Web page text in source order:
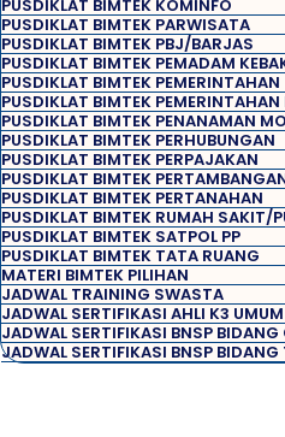
PUSDIKLAT BIMTEK KOMINFO
PUSDIKLAT BIMTEK PARWISATA
PUSDIKLAT BIMTEK PBJ/BARJAS
PUSDIKLAT BIMTEK PEMADAM
PUSDIKLAT BIMTEK PEMERINTAHAN
PUSDIKLAT BIMTEK PEMERINTAHAN
PUSDIKLAT BIMTEK PENANAMAN
PUSDIKLAT BIMTEK PERHUBUNGAN
PUSDIKLAT BIMTEK PERPAJAKAN
PUSDIKLAT BIMTEK
PUSDIKLAT BIMTEK PERTANAHAN
PUSDIKLAT BIMTEK RUMAH SAKIT/
PUSDIKLAT BIMTEK SATPOL PP
PUSDIKLAT BIMTEK TATA RUANG
MATERI BIMTEK PILIHAN
JADWAL TRAINING SWASTA
JADWAL SERTIFIKASI AHLI K3
JADWAL SERTIFIKASI BNSP BIDANG
JADWAL SERTIFIKASI BNSP BIDANG